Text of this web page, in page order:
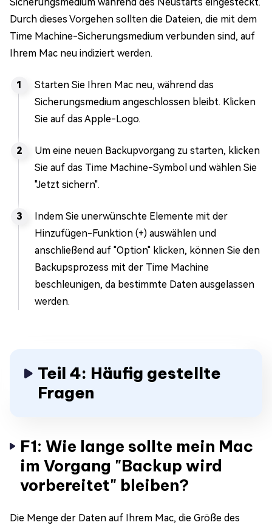
Durch dieses Vorgehen sollten die Dateien, die mit dem
Time Machine-Sicherungsmedium verbunden sind, auf
Ihrem Mac neu indiziert werden.
Starten Sie Ihren Mac neu, während das
Sicherungsmedium angeschlossen bleibt. Klicken
Sie auf das Apple-Logo.
Um eine neuen Backupvorgang zu starten, klicken
Sie auf das Time Machine-Symbol und wählen Sie
"Jetzt sichern".
Indem Sie unerwünschte Elemente mit der
Hinzufügen-Funktion (+) auswählen und
anschließend auf "Option" klicken, können Sie den
Backupsprozess mit der Time Machine
beschleunigen, da bestimmte Daten ausgelassen
werden.
Teil 4: Häufig gestellte
Fragen
F1: Wie lange sollte mein Mac
im Vorgang "Backup wird
vorbereitet" bleiben?
Die Menge der Daten auf Ihrem Mac, die Größe des